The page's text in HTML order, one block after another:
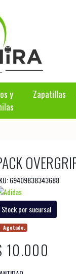
y
Zapatillas
69409838343688
Stock por sucursal
Agotado.
10.000